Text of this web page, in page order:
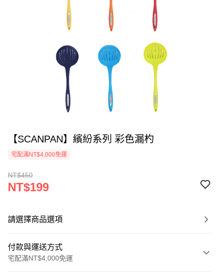
【SCANPAN】繽紛系列 彩色漏杓
宅配滿NT$4,000免運
NT$450
NT$199
請選擇商品選項
付款與運送方式
宅配滿NT$4,000免運